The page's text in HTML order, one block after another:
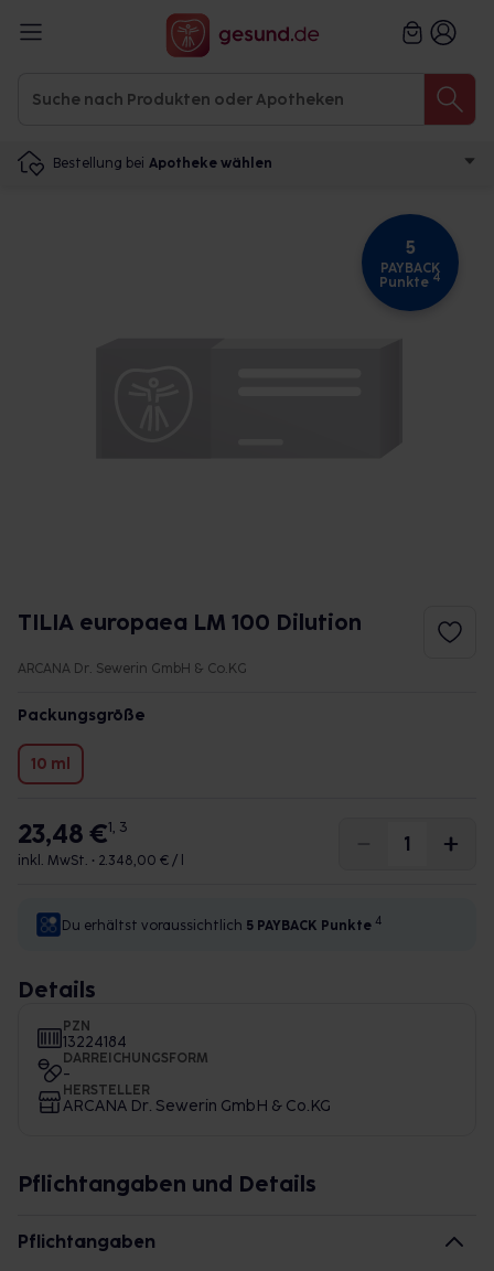
Bestellung bei Apotheke wählen
5
PAYBACK
Punkte 4
TILIA europaea LM 100 Dilution
ARCANA Dr. Sewerin GmbH & Co.KG
Packungsgröße
10 ml
23,48 €1, 3
inkl. MwSt. • 2.348,00 € / l
Du erhältst voraussichtlich 5 PAYBACK Punkte 4
Details
PZN
13224184
DARREICHUNGSFORM
-
HERSTELLER
ARCANA Dr. Sewerin GmbH & Co.KG
Pflichtangaben und Details
Pflichtangaben